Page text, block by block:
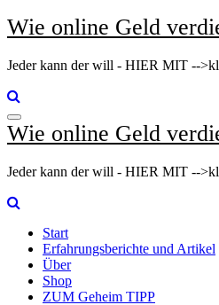
Zum
Inhalt
Wie online Geld
Jeder kann der will - HIER MIT --
Wie online Geld
Jeder kann der will - HIER MIT --
Start
Erfahrungsberichte und Artikel
Über
Shop
ZUM Geheim TIPP